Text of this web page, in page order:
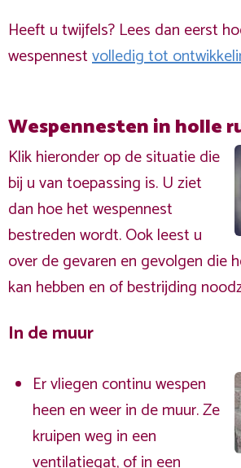
Heeft u twijfels? Lees dan eerst
wespennestvolledig tot
Wespennesten in holle
Klik hieronder op de situatie die
bij u van toepassing is. U ziet
dan hoe het wespennest
bestreden wordt. Ook leest u
over de gevaren en gevolgen die
kan hebben en of bestrijding
In de muur
Er vliegen continu wespen
heen en weer in de muur. Ze
kruipen weg in een